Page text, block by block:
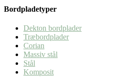
Bordpladetyper
Dekton bordplader
Træbordplader
Corian
Massiv stål
Stål
Komposit